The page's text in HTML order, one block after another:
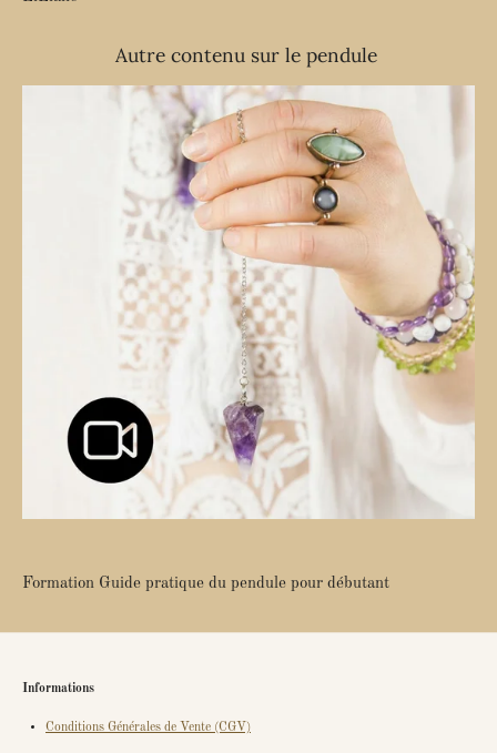
Autre contenu sur le pendule
Formation Guide pratique du pendule pour débutant
Informations
Conditions Générales de Vente (CGV)